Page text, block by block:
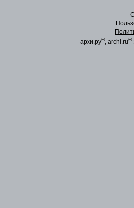
архи.ру®, archi.ru®